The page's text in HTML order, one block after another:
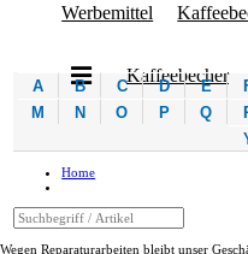
Werbemittel
Kaffeebecher
A B C D E
M
N O P Q
Home
Wegen Reparaturarbeiten bleibt unser